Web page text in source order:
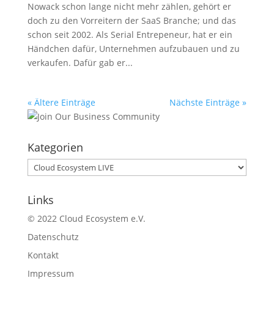
Nowack schon lange nicht mehr zählen, gehört er
doch zu den Vorreitern der SaaS Branche; und das
schon seit 2002. Als Serial Entrepeneur, hat er ein
Händchen dafür, Unternehmen aufzubauen und zu
verkaufen. Dafür gab er...
« Ältere Einträge Nächste Einträge »
Kategorien
Kategorien
Links
© 2022 Cloud Ecosystem e.V.
Datenschutz
Kontakt
Impressum